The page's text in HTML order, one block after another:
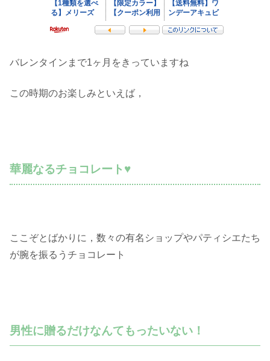
バレンタインまで1ヶ月をきっていますね
この時期のお楽しみといえば，
華麗なるチョコレート♥
ここぞとばかりに，数々の有名ショップやパティシエたち
が腕を振るうチョコレート
男性に贈るだけなんてもったいない！